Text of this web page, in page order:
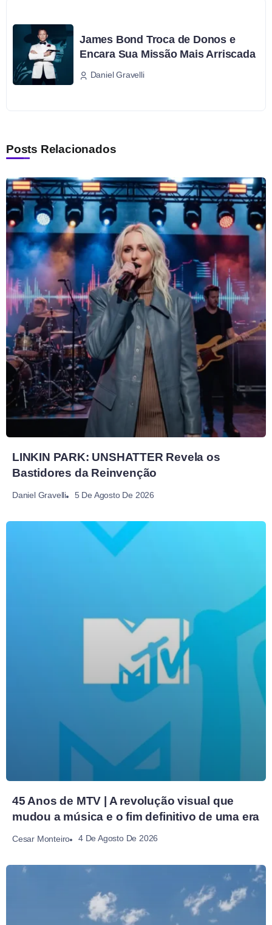
James Bond Troca de Donos e
Encara Sua Missão Mais Arriscada
Daniel Gravelli
Posts Relacionados
LINKIN PARK: UNSHATTER Revela os
Bastidores da Reinvenção
Daniel Gravelli 5 De Agosto De 2026
45 Anos de MTV | A revolução visual que
mudou a música e o fim definitivo de uma era
Cesar Monteiro 4 De Agosto De 2026